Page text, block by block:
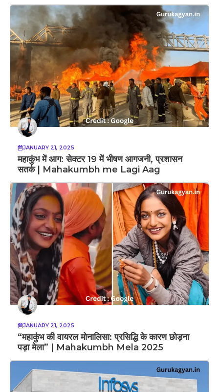
JANUARY 21, 2025
महाकुंभ में आग: सेक्टर 19 में भीषण आगजनी, प्रशासन
सतर्क | Mahakumbh me Lagi Aag
JANUARY 21, 2025
“महाकुंभ की वायरल मोनालिसा: प्रसिद्धि के कारण छोड़ना
पड़ा मेला” | Mahakumbh Mela 2025